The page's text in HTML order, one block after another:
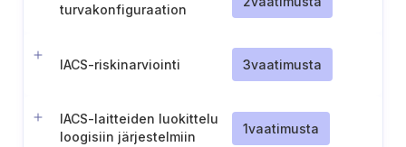
hallinto- ja
turvakonfiguraation
IACS-riskinarviointi 3vaatimusta
IACS-laitteiden luokittelu
loogisiin järjestelmiin
1vaatimusta